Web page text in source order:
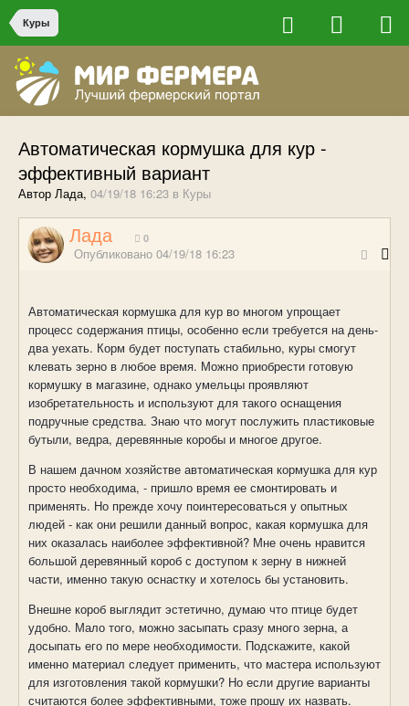
Куры
Автоматическая кормушка для кур -
эффективный вариант
Автор Лада, 04/19/18 16:23 в Куры
Лада 0
Опубликовано 04/19/18 16:23
Автоматическая кормушка для кур во многом упрощает
процесс содержания птицы, особенно если требуется на день-
два уехать. Корм будет поступать стабильно, куры смогут
клевать зерно в любое время. Можно приобрести готовую
кормушку в магазине, однако умельцы проявляют
изобретательность и используют для такого оснащения
подручные средства. Знаю что могут послужить пластиковые
бутыли, ведра, деревянные коробы и многое другое.
В нашем дачном хозяйстве автоматическая кормушка для кур
просто необходима, - пришло время ее смонтировать и
применять. Но прежде хочу поинтересоваться у опытных
людей - как они решили данный вопрос, какая кормушка для
них оказалась наиболее эффективной? Мне очень нравится
большой деревянный короб с доступом к зерну в нижней
части, именно такую оснастку и хотелось бы установить.
Внешне короб выглядит эстетично, думаю что птице будет
удобно. Мало того, можно засыпать сразу много зерна, а
досыпать его по мере необходимости. Подскажите, какой
именно материал следует применить, что мастера используют
для изготовления такой кормушки? Но если другие варианты
считаются более эффективными, тоже прошу их назвать.